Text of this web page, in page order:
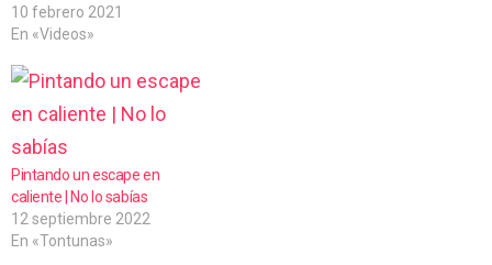
o
.
.
10 febrero 2021
En «Videos»
Pintando un escape en
caliente | No lo sabías
12 septiembre 2022
En «Tontunas»